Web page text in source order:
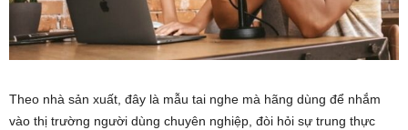
Theo nhà sản xuất, đây là mẫu tai nghe mà hãng dùng để nhắm
vào thị trường người dùng chuyên nghiệp, đòi hỏi sự trung thực